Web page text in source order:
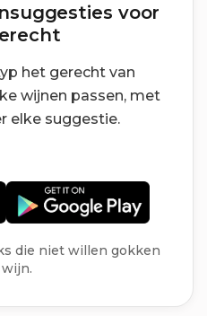
voor
het gerecht van
wijnen passen, met
elke suggestie.
die niet willen gokken